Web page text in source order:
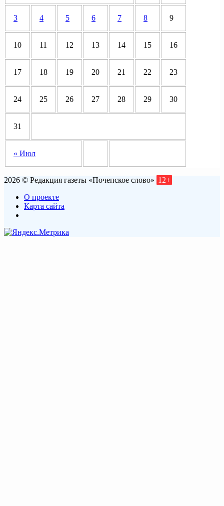
« Июл
3 4 5 6 7 8 9
10 11 12 13 14 15 16
17 18 19 20 21 22 23
24 25 26 27 28 29 30
31
2026 © Редакция газеты «Почепское слово» 12+
О проекте
Карта сайта